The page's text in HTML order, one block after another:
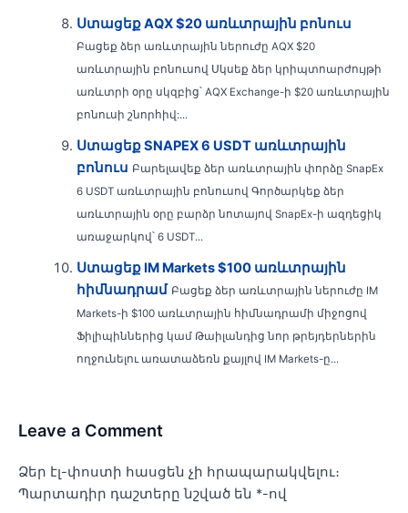
Ստացեք AQX $20 առևտրային բոնուս
Բացեք ձեր առևտրային ներուժը AQX $20
առևտրային բոնուսով Սկսեք ձեր կրիպտոարժույթի
առևտրի օրը սկզբից՝ AQX Exchange-ի $20 առևտրային
բոնուսի շնորհիվ:...
Ստացեք SNAPEX 6 USDT առևտրային
բոնուս Բարելավեք ձեր առևտրային փորձը SnapEx
6 USDT առևտրային բոնուսով Գործարկեք ձեր
առևտրային օրը բարձր նոտայով SnapEx-ի ազդեցիկ
առաջարկով՝ 6 USDT...
Ստացեք IM Markets $100 առևտրային
հիմնադրամ Բացեք ձեր առևտրային ներուժը IM
Markets-ի $100 առևտրային հիմնադրամի միջոցով
Ֆիլիպիններից կամ Թաիլանդից նոր թրեյդերներին
ողջունելու առատաձեռն քայլով IM Markets-ը...
Leave a Comment
Ձեր էլ-փոստի հասցեն չի հրապարակվելու։
Պարտադիր դաշտերը նշված են *-ով